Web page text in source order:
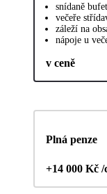
snídaně
večeře
záleží na
nápoje u
v ceně
Plná penze
+14 000 Kč /